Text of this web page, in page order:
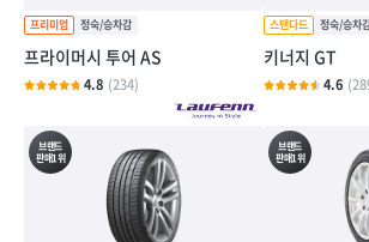
프라이머시 투어 AS
4.8 (234)
키너지 GT
4.6
브랜드
판매1위
브랜드
판매1위